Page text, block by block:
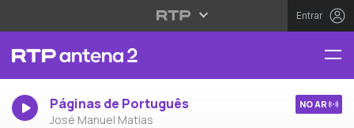
Entrar
Páginas de Português
José Manuel Matias
NO AR